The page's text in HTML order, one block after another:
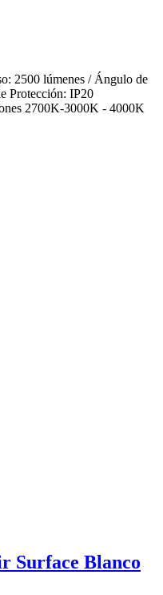
2500 lúmenes / Ángulo de
Protección: IP20
2700K-3000K - 4000K
Surface Blanco